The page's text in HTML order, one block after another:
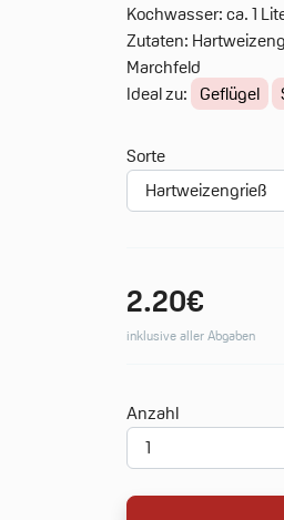
Kochwasser: ca. 1
Zutaten:
Marchfeld
Ideal zu:
Geflügel
Sorte
2.20€
inklusive aller Abgaben
Anzahl0 Produkte